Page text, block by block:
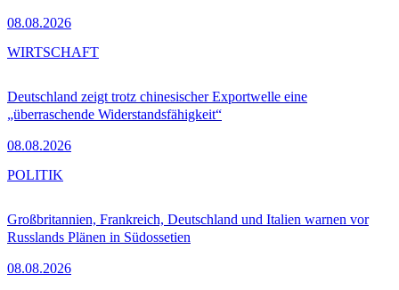
08.08.2026
Deutschland zeigt trotz chinesischer Exportwelle eine
„überraschende Widerstandsfähigkeit“
08.08.2026
WIRTSCHAFT
Großbritannien, Frankreich, Deutschland und Italien warnen vor
Russlands Plänen in Südossetien
08.08.2026
POLITIK